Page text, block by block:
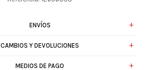
ENVÍOS
CAMBIOS Y DEVOLUCIONES
MEDIOS DE PAGO